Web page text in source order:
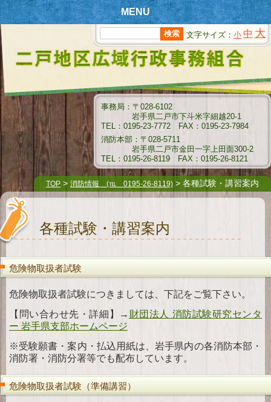
文字サイズ： 小 中 大
事務局：〒028-6102
岩手県二戸市下斗米字細越20-1
TEL：0195-23-7772 FAX：0195-23-7984
消防本部：〒028-5711
岩手県二戸市金田一字上田面300-2
TEL：0195-26-8119 FAX：0195-26-8121
TOP > 消防情報 (℡ 0195-26-8119) > 各種試験・講習案内
MENU
新着情報
組合情報
消防情報
クリーンセンター情報
衛生センター情報
介護保険情報
組合例規集
指名願受付要領
ダウンロード
お問い合わせ
各種試験・講習案内
危険物取扱者試験
危険物取扱者試験につきましては、下記をご覧下さい。
【問い合わせ先・詳細】→ 財団法人 消防試験研究センタ
ー 岩手県支部ホームページ
※受験願書・案内・払込用紙は、岩手県内の各消防本部・
消防署・消防分署等でも配布しています。
危険物取扱者試験（準備講習）